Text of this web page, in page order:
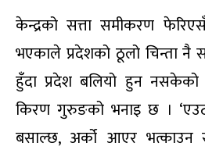
केन्द्रको सत्ता समीकरण
भएकाले प्रदेशको ठूलो चिन्ता नै
हुँदा प्रदेश बलियो हुन नसकेको
किरण गुरुङको भनाइ छ ।
बसाल्छ, अर्को आएर